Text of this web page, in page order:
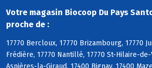
Votre magasin Biocoop Du Pays
proche de :
17770 Bercloux, 17770 Brizambourg, 17770
Frédière, 17770 Nantillé, 17770 St-Hilaire-